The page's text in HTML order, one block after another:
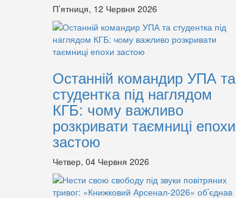
П’ятниця, 12 Червня 2026
Останній командир УПА та
студентка під наглядом
КГБ: чому важливо
розкривати таємниці епохи
застою
Четвер, 04 Червня 2026